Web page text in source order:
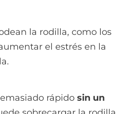
la rodilla, como los
el estrés en la
rápido sin un